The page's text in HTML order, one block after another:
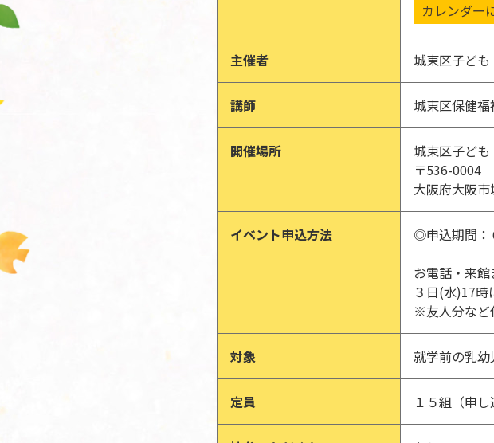
カレンダー
主催者 城東区子ど
講師 城東区保健
開催場所
城東区子ど
〒536-0004
大阪府大阪
イベント申込方法
◎申込期間：
お電話・来館
３日(水)17時
※友人分など
対象 就学前の乳
定員 １５組（申し